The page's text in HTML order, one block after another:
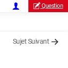
Question
Sujet Suivant